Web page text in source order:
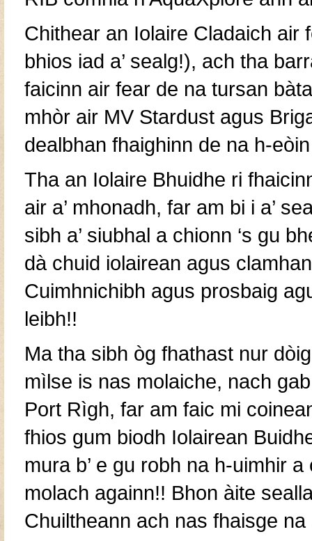
Chithear an Iolaire Cladaich air
bhios iad a’ sealg!), ach tha
faicinn air fear de na tursan
mhòr air MV Stardust agus
dealbhan fhaighinn de na h-
Tha an Iolaire Bhuidhe ri
air a’ mhonadh, far am bi i a’
sibh a’ siubhal a chionn ‘s gu
dà chuid iolairean agus
Cuimhnichibh agus prosbaig
leibh!!
Ma tha sibh òg fhathast nur
mìlse is nas molaiche, nach
Port Rìgh, far am faic mi
fhios gum biodh Iolairean
mura b’ e gu robh na h-uimhir
molach againn!! Bhon àite
Chuiltheann ach nas fhaisge